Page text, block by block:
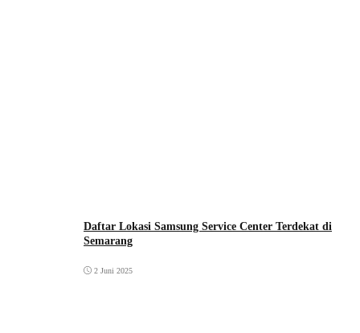
Daftar Lokasi Samsung Service Center Terdekat di
Semarang
2 Juni 2025